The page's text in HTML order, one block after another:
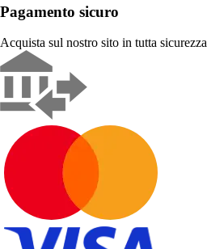
Pagamento sicuro
Acquista sul nostro sito in tutta sicurezza